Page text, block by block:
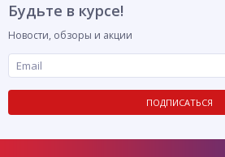
Будьте в курсе!
Новости, обзоры и акции
ПОДПИСАТЬСЯ